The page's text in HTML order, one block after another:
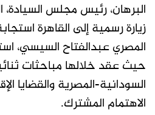
البرهان، رئيس مجلس السيادة،
زيارة رسمية إلى القاهرة
المصري عبدالفتاح السيسي،
حيث عقد خلالها مباحثات
السودانية-المصرية والقضايا
الاهتمام المشترك.